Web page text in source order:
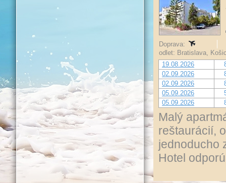
Doprava:
odlet: Bratislava,
19.08.2026
02.09.2026
02.09.2026
05.09.2026
05.09.2026
Malý
reštaurácií,
jednoducho
Hotel